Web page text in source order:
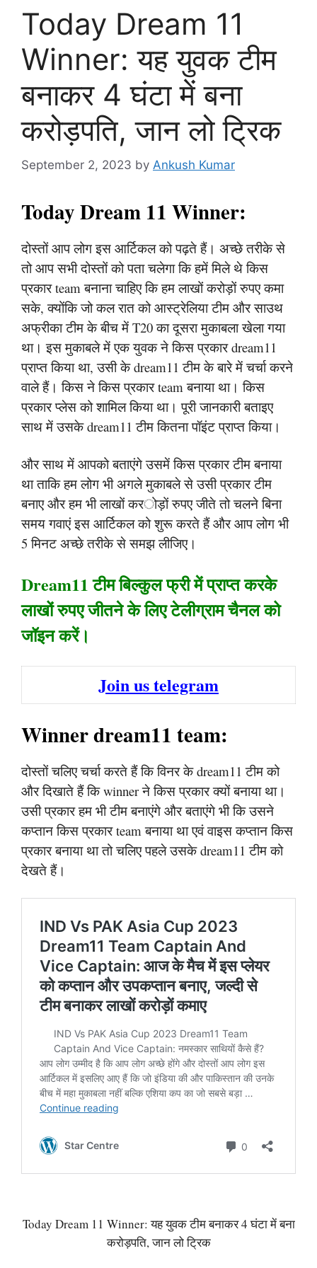
Today Dream 11
Winner: यह युवक टीम
बनाकर 4 घंटा में बना
करोड़पति, जान लो ट्रिक
September 2, 2023 by Ankush Kumar
Today Dream 11 Winner:
दोस्तों आप लोग इस आर्टिकल को पढ़ते हैं। अच्छे तरीके से
तो आप सभी दोस्तों को पता चलेगा कि हमें मिले थे किस
प्रकार team बनाना चाहिए कि हम लाखों करोड़ों रुपए कमा
सके, क्योंकि जो कल रात को आस्ट्रेलिया टीम और साउथ
अफ्रीका टीम के बीच में T20 का दूसरा मुकाबला खेला गया
था। इस मुकाबले में एक युवक ने किस प्रकार dream11
प्राप्त किया था, उसी के dream11 टीम के बारे में चर्चा करने
वाले हैं। किस ने किस प्रकार team बनाया था। किस
प्रकार प्लेस को शामिल किया था। पूरी जानकारी बताइए
साथ में उसके dream11 टीम कितना पॉइंट प्राप्त किया।
और साथ में आपको बताएंगे उसमें किस प्रकार टीम बनाया
था ताकि हम लोग भी अगले मुकाबले से उसी प्रकार टीम
बनाए और हम भी लाखों करोड़ों रुपए जीते तो चलने बिना
समय गवाएं इस आर्टिकल को शुरू करते हैं और आप लोग भी
5 मिनट अच्छे तरीके से समझ लीजिए।
Dream11 टीम बिल्कुल फ्री में प्राप्त करके
लाखों रुपए जीतने के लिए टेलीग्राम चैनल को
जॉइन करें।
Join us telegram
Winner dream11 team:
दोस्तों चलिए चर्चा करते हैं कि विनर के dream11 टीम को
और दिखाते हैं कि winner ने किस प्रकार क्यों बनाया था।
उसी प्रकार हम भी टीम बनाएंगे और बताएंगे भी कि उसने
कप्तान किस प्रकार team बनाया था एवं वाइस कप्तान किस
प्रकार बनाया था तो चलिए पहले उसके dream11 टीम को
देखते हैं।
Today Dream 11 Winner: यह युवक टीम बनाकर 4 घंटा में बना
करोड़पति, जान लो ट्रिक